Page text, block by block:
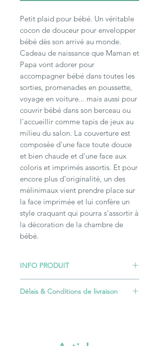
Petit plaid pour bébé. Un véritable
cocon de douceur pour envelopper
bébé dès son arrivé au monde.
Cadeau de naissance que Maman et
Papa vont adorer pour
accompagner bébé dans toutes les
sorties, promenades en poussette,
voyage en voiture... mais aussi pour
couvrir bébé dans son berceau ou
l'accueillir comme tapis de jeux au
milieu du salon. La couverture est
composée d'une face toute douce
et bien chaude et d'une face aux
coloris et imprimés assortis. Et pour
encore plus d'originalité, un des
mélinimaux vient prendre place sur
la face imprimée et lui confère un
style craquant qui pourra s'assortir à
la décoration de la chambre de
bébé.
INFO PRODUIT
Lavable en machine à 30°. Sèche
Délais & Conditions de livraison
sont envoyés sous 2 à 3 jours ouvrés.